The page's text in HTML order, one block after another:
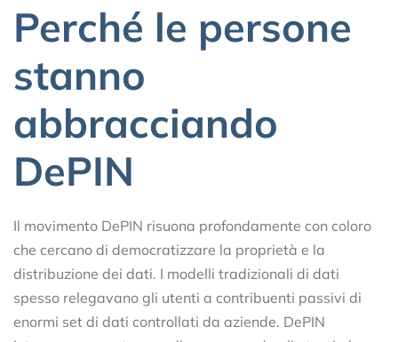
Perché le persone
stanno
abbracciando
DePIN
Il movimento DePIN risuona profondamente con coloro
che cercano di democratizzare la proprietà e la
distribuzione dei dati. I modelli tradizionali di dati
spesso relegavano gli utenti a contribuenti passivi di
enormi set di dati controllati da aziende. DePIN